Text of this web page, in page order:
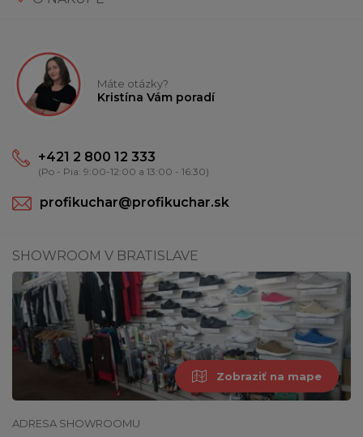
Máte otázky?
Kristína Vám poradí
+421 2 800 12 333
(Po - Pia: 9:00-12:00 a 13:00 - 16:30)
profikuchar@profikuchar.sk
SHOWROOM V BRATISLAVE
Zobraziť na mape
ADRESA SHOWROOMU